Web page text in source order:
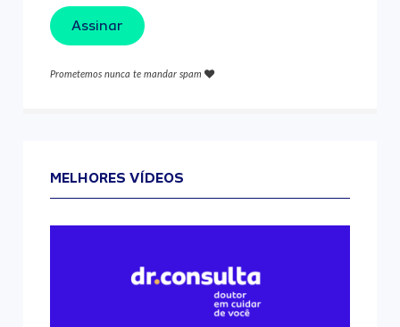
Assinar
Prometemos nunca te mandar spam
MELHORES VÍDEOS